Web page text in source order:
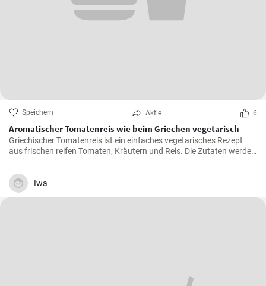
Speichern Aktie 6
Aromatischer Tomatenreis wie beim Griechen vegetarisch
Griechischer Tomatenreis ist ein einfaches vegetarisches Rezept
aus frischen reifen Tomaten, Kräutern und Reis. Die Zutaten werden
zusammen gekocht und als vegetarische Hauptspeise zu Brot oder
Fetakäse genossen. Schnell und einfach zubereitet.
Iwa